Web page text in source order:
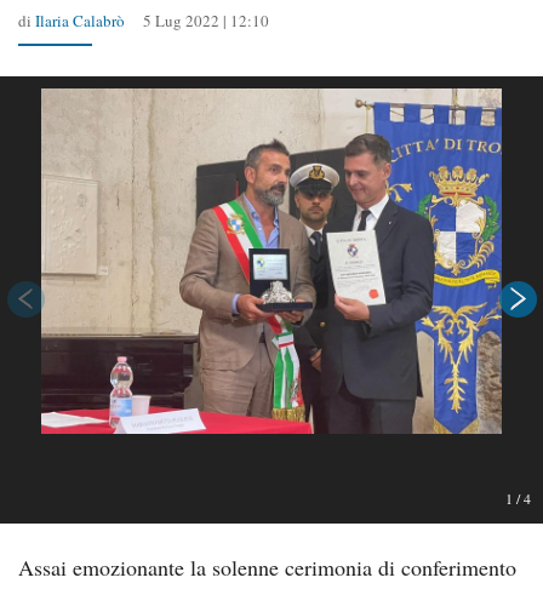
di Ilaria Calabrò 5 Lug 2022 | 12:10
1 /4
Assai emozionante la solenne cerimonia di conferimento